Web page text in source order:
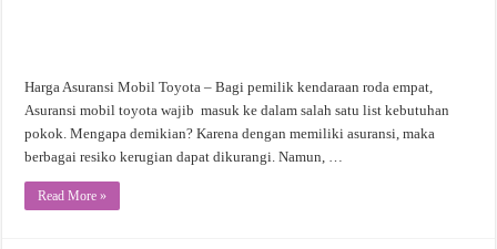
Harga Asuransi Mobil Toyota – Bagi pemilik kendaraan roda empat,
Asuransi mobil toyota wajib masuk ke dalam salah satu list kebutuhan
pokok. Mengapa demikian? Karena dengan memiliki asuransi, maka
berbagai resiko kerugian dapat dikurangi. Namun, …
Read More »